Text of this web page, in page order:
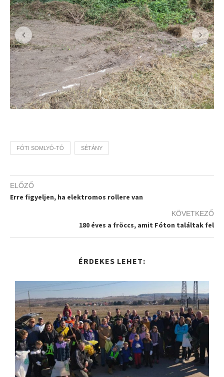
FÓTI SOMLYÓ-TÓ SÉTÁNY
ELŐZŐ
Erre figyeljen, ha elektromos rollere van
KÖVETKEZŐ
180 éves a fröccs, amit Fóton találtak fel
ÉRDEKES LEHET: